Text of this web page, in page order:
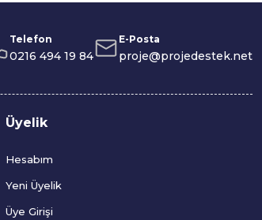
Telefon
0216 494 19 84
E-Posta
proje@projedestek.net
Üyelik
Hesabım
Yeni Üyelik
Üye Girişi